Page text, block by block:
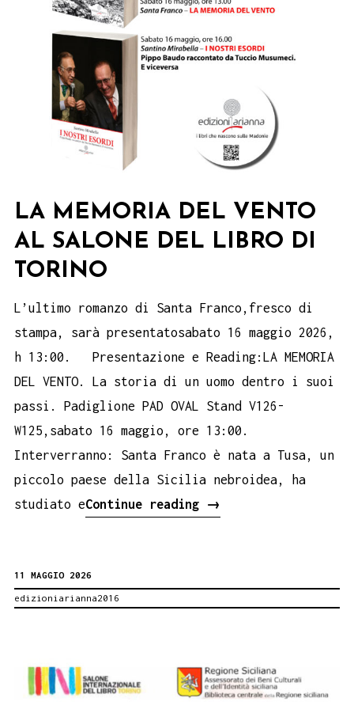
LA MEMORIA DEL VENTO
AL SALONE DEL LIBRO DI
TORINO
L’ultimo romanzo di Santa Franco,fresco di
stampa, sarà presentatosabato 16 maggio 2026,
h 13:00. Presentazione e Reading:LA MEMORIA
DEL VENTO. La storia di un uomo dentro i suoi
passi. Padiglione PAD OVAL Stand V126-
W125,sabato 16 maggio, ore 13:00.
Interverranno: Santa Franco è nata a Tusa, un
piccolo paese della Sicilia nebroidea, ha
studiato eContinue reading
La
libro
di
→
11 MAGGIO 2026
edizioniarianna2016